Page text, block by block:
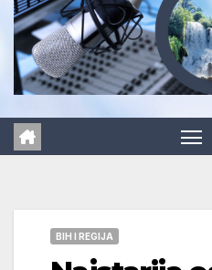
BIH I REGIJA